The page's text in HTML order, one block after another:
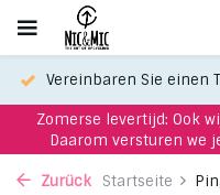
Vereinbaren Sie einen
Zomerse levertijd: Ook
Daarom versturen we
Zurück Startseite